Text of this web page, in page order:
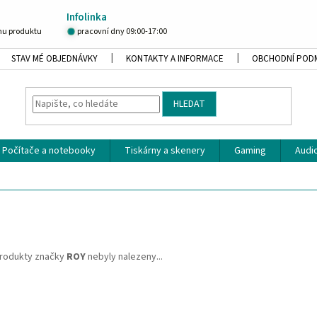
Infolinka
produktu pracovní dny 09:00-17:00
STAV MÉ OBJEDNÁVKY KONTAKTY A INFORMACE OBCHODNÍ
HLEDAT
Počítače a notebooky Tiskárny a skenery Gaming
značky ROYnebyly nalezeny...